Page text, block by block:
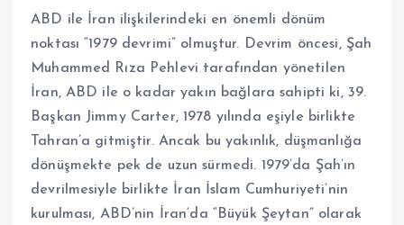
ABD ile İran ilişkilerindeki en önemli dönüm
noktası “1979 devrimi” olmuştur. Devrim öncesi, Şah
Muhammed Rıza Pehlevi tarafından yönetilen
İran, ABD ile o kadar yakın bağlara sahipti ki, 39.
Başkan Jimmy Carter, 1978 yılında eşiyle birlikte
Tahran’a gitmiştir. Ancak bu yakınlık, düşmanlığa
dönüşmekte pek de uzun sürmedi. 1979’da Şah’ın
devrilmesiyle birlikte İran İslam Cumhuriyeti’nin
kurulması, ABD’nin İran’da “Büyük Şeytan” olarak